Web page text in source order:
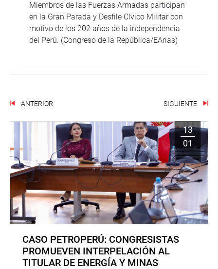
Miembros de las Fuerzas Armadas participan
en la Gran Parada y Desfile Cívico Militar con
motivo de los 202 años de la independencia
del Perú. (Congreso de la República/EArias)
ANTERIOR SIGUIENTE
13
01
CASO PETROPERÚ: CONGRESISTAS
PROMUEVEN INTERPELACIÓN AL
TITULAR DE ENERGÍA Y MINAS